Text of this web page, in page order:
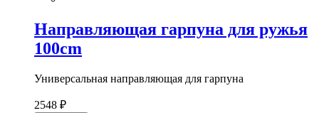
Направляющая гарпуна для ружья
100cm
Универсальная направляющая для гарпуна
2548 ₽